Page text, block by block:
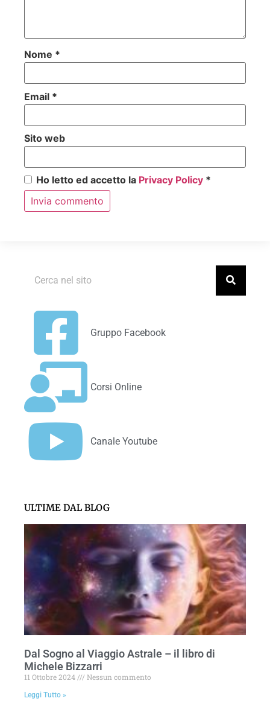
Nome *
Email *
Sito web
Ho letto ed accetto la Privacy Policy *
Gruppo Facebook
Corsi Online
Canale Youtube
ULTIME DAL BLOG
Dal Sogno al Viaggio Astrale – il libro di
Michele Bizzarri
11 Ottobre 2024 Nessun commento
Leggi Tutto »